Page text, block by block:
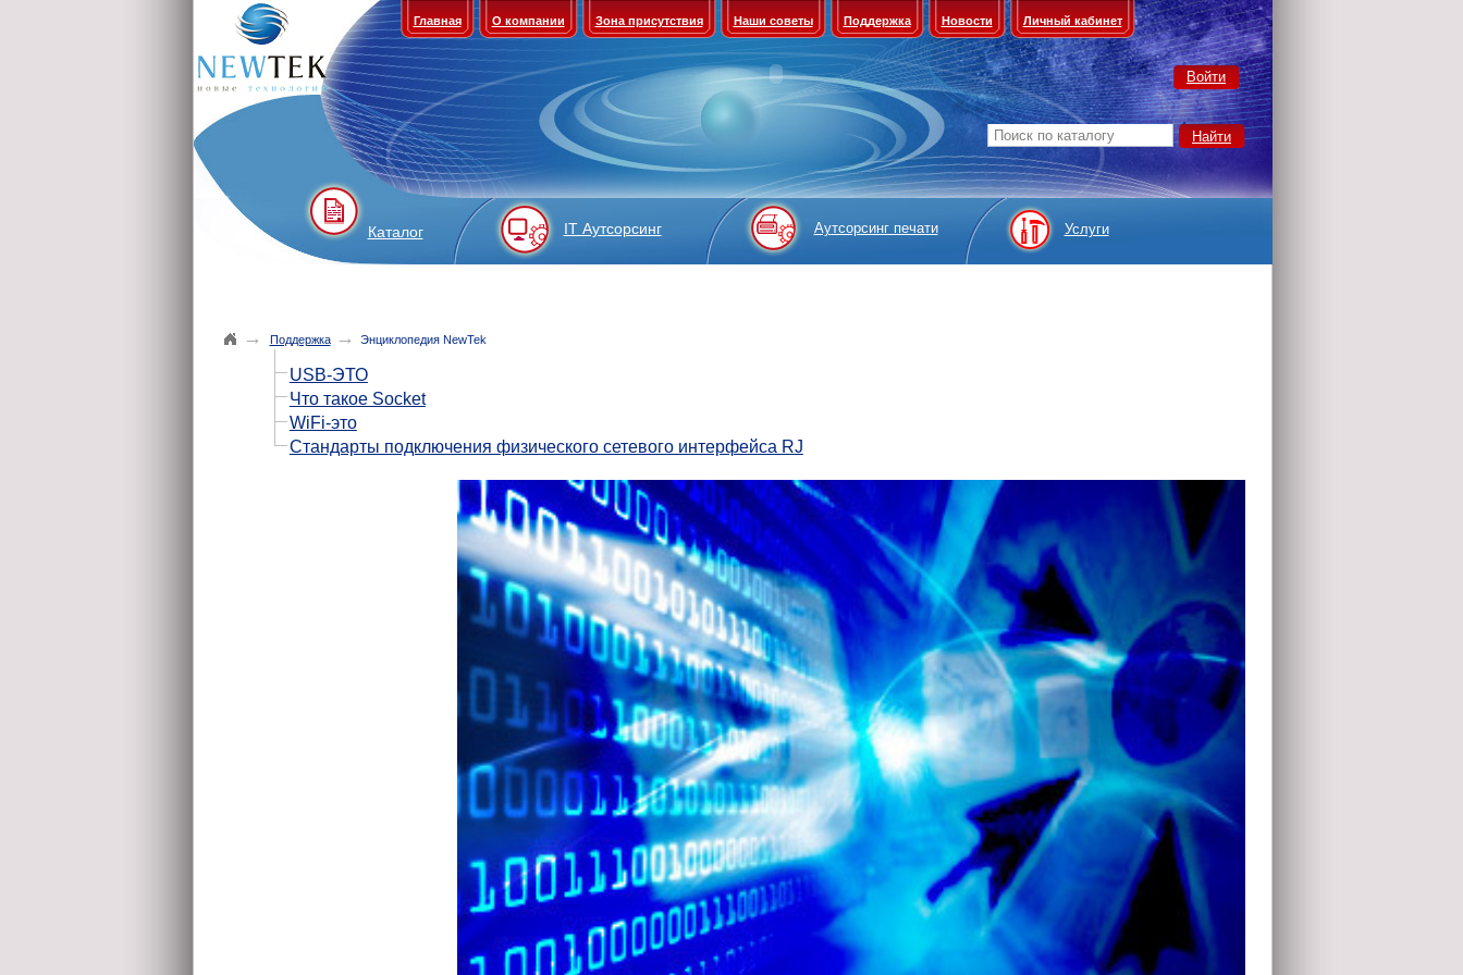
Главная О компании Зона присутствия Наши советы Поддержка Новости Личный кабинет
Войти
Каталог IT Аутсорсинг Аутсорсинг печати Услуги
→ Поддержка → Энциклопедия NewTek
USB-ЭТО
Что такое Socket
WiFi-это
Стандарты подключения физического сетевого интерфейса RJ